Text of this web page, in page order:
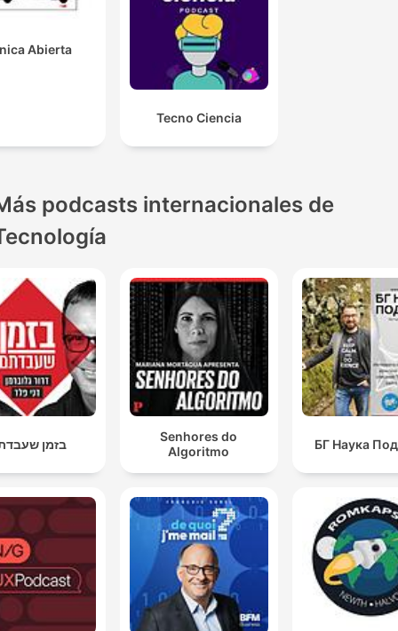
Abierta
Tecno Ciencia
podcasts internacionales de
בזמן
Senhores do
Algoritmo
БГ Наука